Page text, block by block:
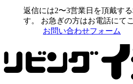
返信には2〜3営業日を頂戴す
す。
お急ぎの方はお電話にて
お問い合わせフォーム